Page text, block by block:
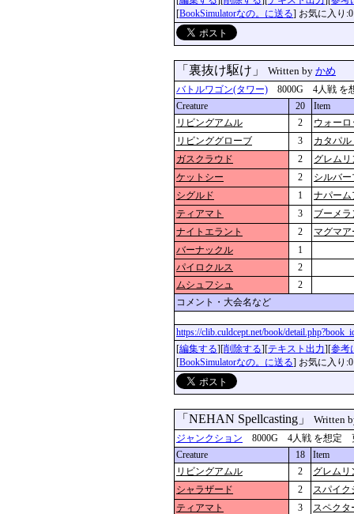
[BookSimulatorなの。に送る] お気に入り:0
「裏抜け駆け」 Written by かめ
バトルワゴン(タワー) 8000G 4人戦 を
Creature
20
Item
リビングアムル
2
ウォー
リビンググローブ
3
カタパル
ガスクラウド
2
グレム
ケットシー
2
シルバ
シグルド
1
ナパーム
ティアマト
3
ブーメラ
ナイトエラント
2
マグマ
バーナックル
1
パイロクルス
2
ムシュフシュ
2
コメント・大会名など
https://clib.culdcept.net/book/
[編集する][削除する][テキスト出力][参考
[BookSimulatorなの。に送る] お気に入り:0
「NEHAN Spellcasting」 Written
ジャンクション 8000G 4人戦 を想定 更
Creature
18
Item
リビングアムル
2
グレムリ
シャラザード
2
スパイク
ティアマト
3
スペクタ